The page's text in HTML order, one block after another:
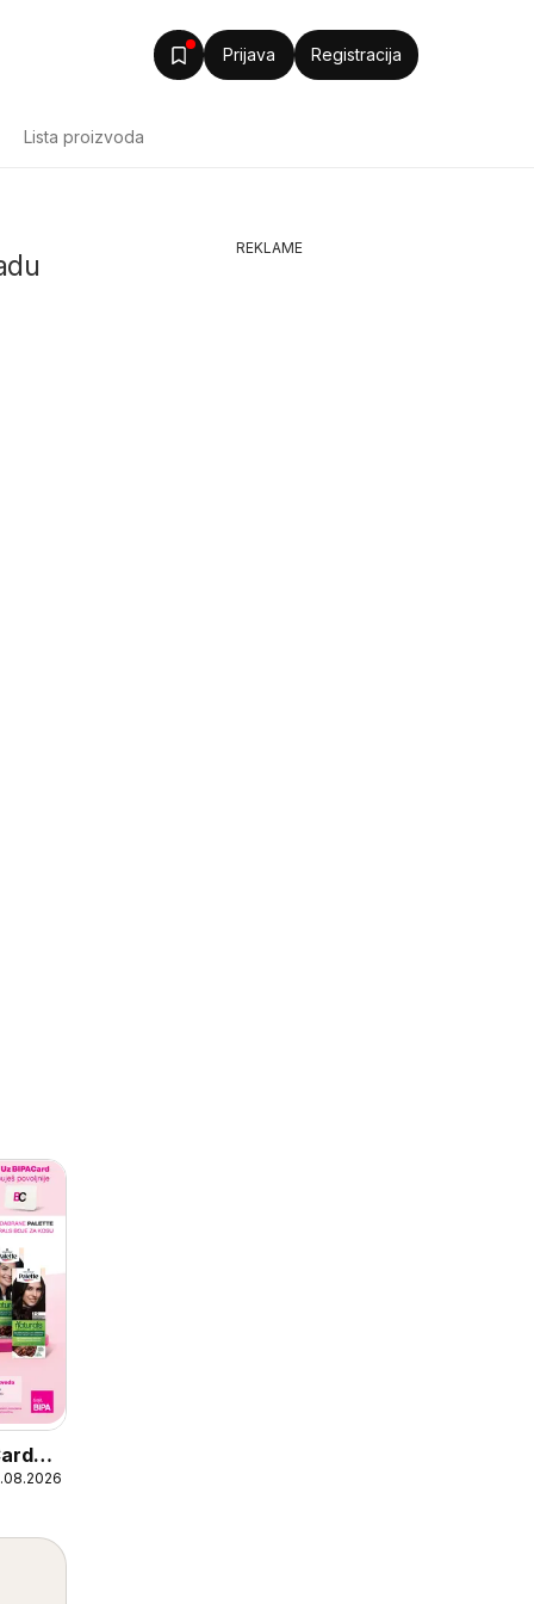
Prijava Registracija
Lista proizvoda
REKLAME